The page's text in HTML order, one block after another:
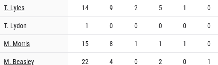
T. Lyles
14 9 2 5 1
0
T. Lydon
1 0 0 0 0
0
M. Morris
15 8 1 1 1
0
M. Beasley
22 4 0 2 0
1